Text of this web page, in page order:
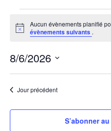
for
août
6,
2026
Notice
Aucun évènements planifié
évènements suivants .
8/6/2026
date.Jour précédent
S’abonner